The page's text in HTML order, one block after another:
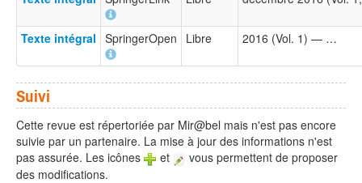
Texte intégral SpringerOpen Libre 2016 (Vol. 1) — …
Suivi
Cette revue est répertoriée par Mir@bel mais n'est pas encore
suivie par un partenaire. La mise à jour des informations n'est
pas assurée. Les icônes
et
vous permettent de proposer
des modifications.